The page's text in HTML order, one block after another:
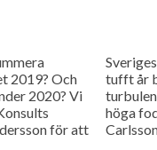
2019? Och
2020? Vi
för att
tufft år
höga